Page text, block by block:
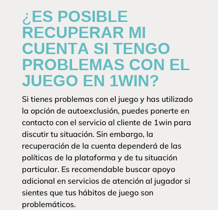
¿ES POSIBLE
RECUPERAR MI
CUENTA SI TENGO
PROBLEMAS CON EL
JUEGO EN 1WIN?
Si tienes problemas con el juego y has utilizado
la opción de autoexclusión, puedes ponerte en
contacto con el servicio al cliente de 1win para
discutir tu situación. Sin embargo, la
recuperación de la cuenta dependerá de las
políticas de la plataforma y de tu situación
particular. Es recomendable buscar apoyo
adicional en servicios de atención al jugador si
sientes que tus hábitos de juego son
problemáticos.